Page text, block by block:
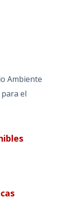
Ambiente
el